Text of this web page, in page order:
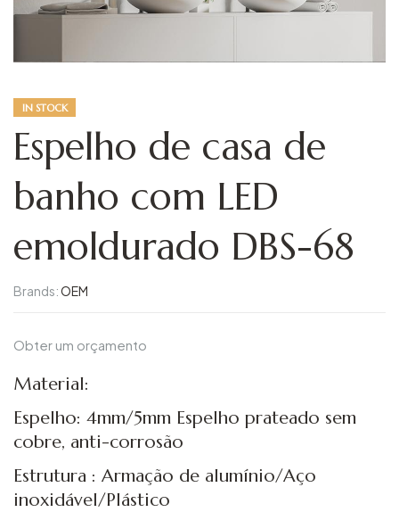
IN STOCK
Espelho de casa de
banho com LED
emoldurado DBS-68
Brands:OEM
Obter um orçamento
Material:
Espelho: 4mm/5mm Espelho prateado sem
cobre, anti-corrosão
Estrutura : Armação de alumínio/Aço
inoxidável/Plástico